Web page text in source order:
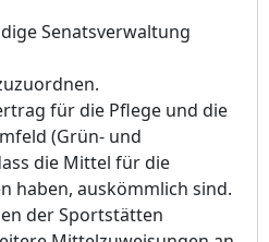
Senatsverwaltung
für die Pflege und die
(Grün- und
die Mittel für die
haben, auskömmlich sind.
der Sportstätten